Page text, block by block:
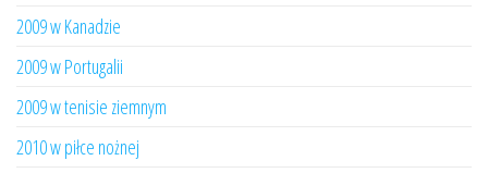
2009 w Kanadzie
2009 w Portugalii
2009 w tenisie ziemnym
2010 w piłce nożnej